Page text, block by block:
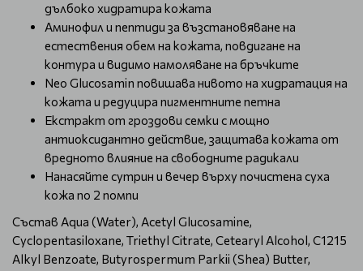
дълбоко хидратира кожата
Аминофил и пептиди за възстановяване на
естествения обем на кожата, повдигане на
контура и видимо намоляване на бръчките
Neo Glucosamin повишава нивото на хидратация на
кожата и редуцира пигментните петна
Екстракт от гроздови семки с мощно
антиоксидантно действие, защитава кожата от
вредното влияние на свободните радикали
Нанасяйте сутрин и вечер върху почистена суха
кожа по 2 помпи
Състав Aqua (Water), Acetyl Glucosamine,
Cyclopentasiloxane, Triethyl Citrate, Cetearyl Alcohol, C1215
Alkyl Benzoate, Butyrospermum Parkii (Shea) Butter,